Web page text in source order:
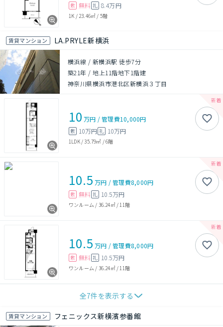
敷 無料 礼 8.4万円
1K / 23.46㎡ / 5階
賃貸マンション LA.PRYLE新横浜
横浜線 / 新横浜駅 徒歩7分
築21年 /地上11階地下1階建
神奈川県横浜市港北区新横浜３丁目
10 万円 /管理費10,000円
敷 10万円 礼 10万円
1LDK/35.79㎡ /6階
10.5 万円 /管理費8,000円
敷 無料 礼 10.5万円
ワンルーム / 36.24㎡/ 11階
10.5 万円 /管理費8,000円
敷 無料 礼 10.5万円
ワンルーム / 36.24㎡/ 11階
全7件を表示する
賃貸マンション フェニックス新横濱参番館